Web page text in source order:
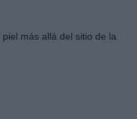
más allá del sitio de la